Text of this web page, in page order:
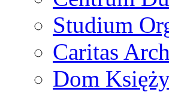
Studium
Caritas
Dom